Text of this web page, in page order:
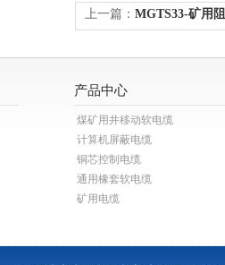
上一篇： MGTS33-矿用
产品中心
煤矿用井移动软电缆
计算机屏蔽电缆
铜芯控制电缆
通用橡套软电缆
矿用电缆